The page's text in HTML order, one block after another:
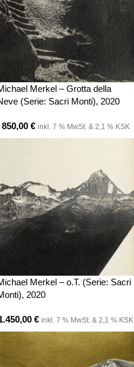
Merkel – Grotta della
(Serie: Sacri Monti), 2020
850,00 € inkl. 7 % MwSt. & 2,1 % KSK
Merkel – o.T. (Serie: Sacri
2020
€ inkl. 7 % MwSt. & 2,1 % KSK